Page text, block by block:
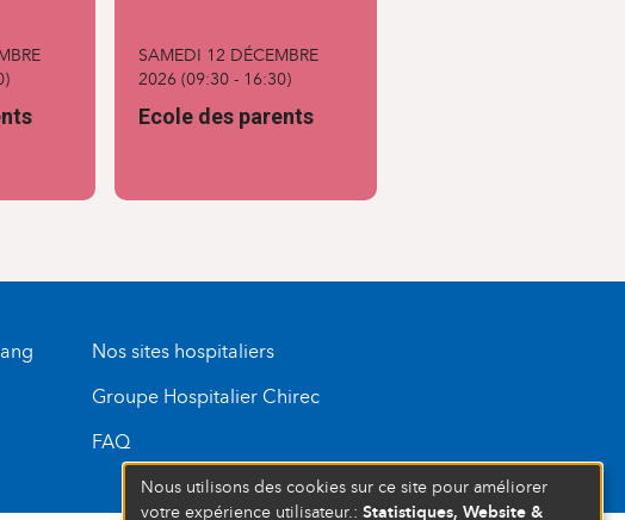
)
SAMEDI 12 DÉCEMBRE
2026(09:30- 16:30)
Ecole des parents
Nos sites hospitaliers
Groupe Hospitalier Chirec
FAQ
Nous utilisons des cookies sur ce site pour améliorer
votre expérience utilisateur.: Statistiques, Website &